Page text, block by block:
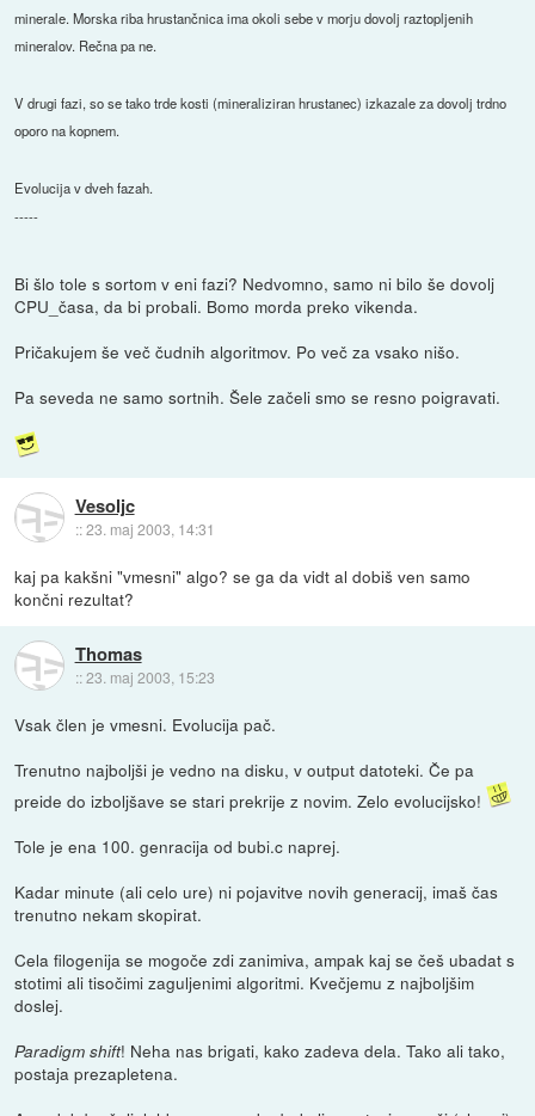
minerale. Morska riba hrustančnica ima okoli sebe v morju dovolj raztopljenih
mineralov. Rečna pa ne.
V drugi fazi, so se tako trde kosti (mineraliziran hrustanec) izkazale za dovolj trdno
oporo na kopnem.
Evolucija v dveh fazah.
-----
Bi šlo tole s sortom v eni fazi? Nedvomno, samo ni bilo še dovolj
CPU_časa, da bi probali. Bomo morda preko vikenda.
Pričakujem še več čudnih algoritmov. Po več za vsako nišo.
Pa seveda ne samo sortnih. Šele začeli smo se resno poigravati.
Vesoljc
::23. maj 2003, 14:31
kaj pa kakšni "vmesni" algo? se ga da vidt al dobiš ven samo
končni rezultat?
Thomas
::23. maj 2003, 15:23
Vsak člen je vmesni. Evolucija pač.
Trenutno najboljši je vedno na disku, v output datoteki. Če pa
preide do izboljšave se stari prekrije z novim. Zelo evolucijsko!
Tole je ena 100. genracija od bubi.c naprej.
Kadar minute (ali celo ure) ni pojavitve novih generacij, imaš čas
trenutno nekam skopirat.
Cela filogenija se mogoče zdi zanimiva, ampak kaj se češ ubadat s
stotimi ali tisočimi zaguljenimi algoritmi. Kvečjemu z najboljšim
doslej.
Paradigm shift! Neha nas brigati, kako zadeva dela. Tako ali tako,
postaja prezapletena.